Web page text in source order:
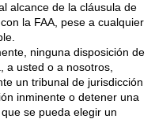
alcance de la cláusula de
la FAA, pese a cualquier
ninguna disposición de
a usted o a nosotros,
un tribunal de jurisdicción
inminente o detener una
se pueda elegir un